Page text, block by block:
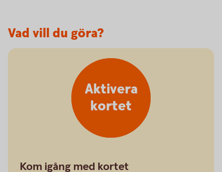
Vad vill du göra?
Aktivera
kortet
Kom igång med kortet